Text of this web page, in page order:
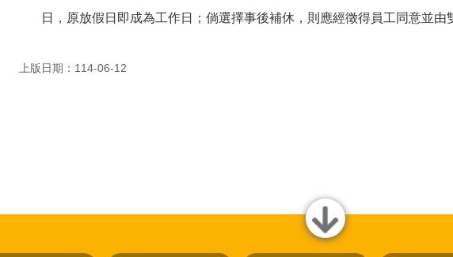
日，原放假日即成為工作日；倘選擇事後補休，則應經徵得員工同意並由
上版日期：114-06-12
close